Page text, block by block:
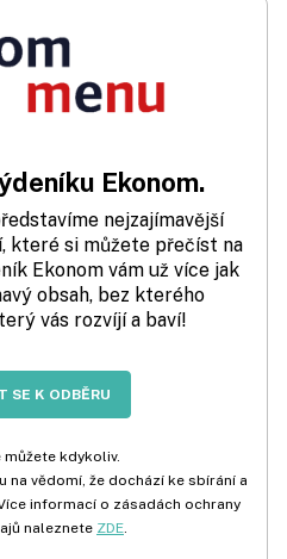
Ekonom.
nejzajímavější
které si můžete přečíst na
Ekonom vám už více jak
obsah, bez kterého
vás rozvíjí a baví!
SE K ODBĚRU
kdykoliv.
na vědomí, že dochází ke sbírání a
informací o zásadách ochrany
naleznete ZDE.